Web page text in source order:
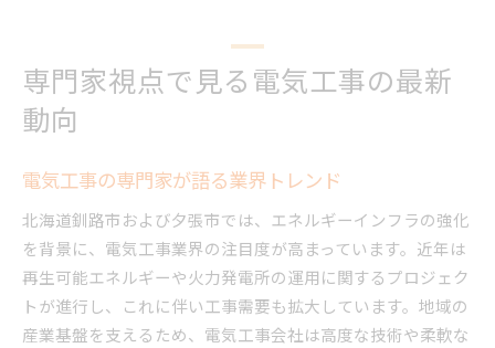
専門家視点で見る電気工事の最新
動向
電気工事の専門家が語る業界トレンド
北海道釧路市および夕張市では、エネルギーインフラの強化
を背景に、電気工事業界の注目度が高まっています。近年は
再生可能エネルギーや火力発電所の運用に関するプロジェク
トが進行し、これに伴い工事需要も拡大しています。地域の
産業基盤を支えるため、電気工事会社は高度な技術や柔軟な